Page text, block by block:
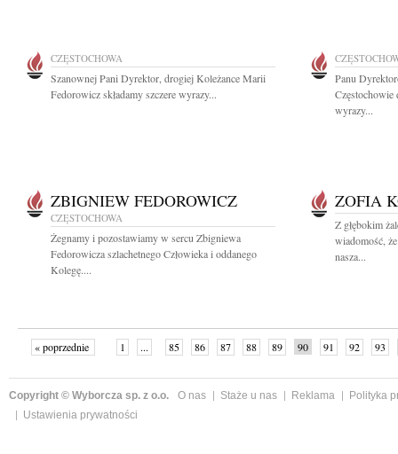
CZĘSTOCHOWA
Szanownej Pani Dyrektor, drogiej Koleżance Marii
Fedorowicz składamy szczere wyrazy...
Panu
Częstochowie
wyrazy...
ZBIGNIEW FEDOROWICZ
CZĘSTOCHOWA
Żegnamy i pozostawiamy w sercu Zbigniewa
Fedorowicza szlachetnego Człowieka i oddanego
Kolegę....
ZOFIA
Z głębokim
wiadomość,
nasza...
« poprzednie 1 ... 85 86 87 88 89 90 91 92
93
Copyright © Wyborcza sp. z o.o. O nas Staże u nas Reklama
Polityka
Ustawienia prywatności